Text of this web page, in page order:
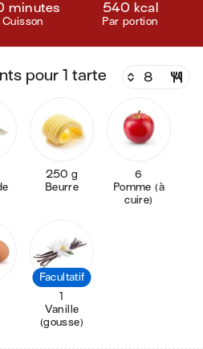
minutes
Cuisson
540 kcal
Par portion
pour 1 tarte
250 g
Beurre
6
Pomme (à
cuire)
Facultatif
1
Vanille
(gousse)